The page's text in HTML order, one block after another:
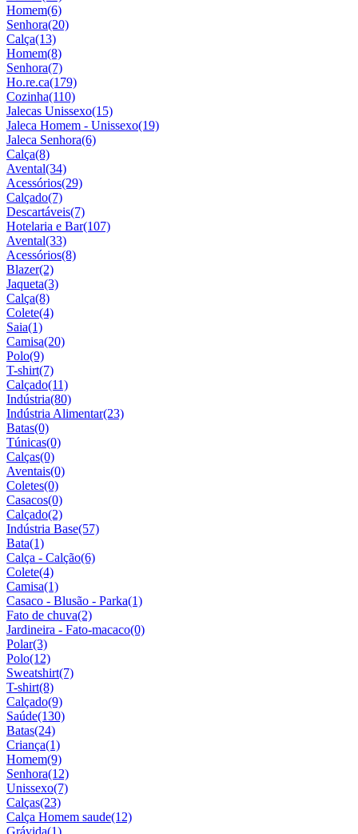
Homem(6)
Senhora(20)
Calça(13)
Homem(8)
Senhora(7)
Ho.re.ca(179)
Cozinha(110)
Jalecas Unissexo(15)
Jaleca Homem - Unissexo(19)
Jaleca Senhora(6)
Calça(8)
Avental(34)
Acessórios(29)
Calçado(7)
Descartáveis(7)
Hotelaria e Bar(107)
Avental(33)
Acessórios(8)
Blazer(2)
Jaqueta(3)
Calça(8)
Colete(4)
Saia(1)
Camisa(20)
Polo(9)
T-shirt(7)
Calçado(11)
Indústria(80)
Indústria Alimentar(23)
Batas(0)
Túnicas(0)
Calças(0)
Aventais(0)
Coletes(0)
Casacos(0)
Calçado(2)
Indústria Base(57)
Bata(1)
Calça - Calção(6)
Colete(4)
Camisa(1)
Casaco - Blusão - Parka(1)
Fato de chuva(2)
Jardineira - Fato-macaco(0)
Polar(3)
Polo(12)
Sweatshirt(7)
T-shirt(8)
Calçado(9)
Saúde(130)
Batas(24)
Criança(1)
Homem(9)
Senhora(12)
Unissexo(7)
Calças(23)
Calça Homem saude(12)
Grávida(1)